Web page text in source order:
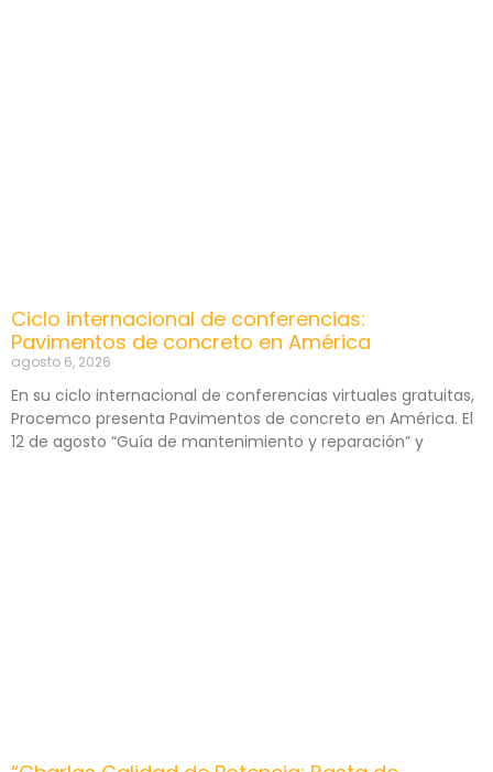
Ciclo internacional de conferencias:
Pavimentos de concreto en América
agosto 6, 2026
En su ciclo internacional de conferencias virtuales gratuitas,
Procemco presenta Pavimentos de concreto en América. El
12 de agosto “Guía de mantenimiento y reparación” y